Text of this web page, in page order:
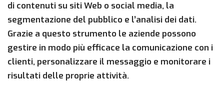
di contenuti su siti Web o social media, la
segmentazione del pubblico e l’analisi dei dati.
Grazie a questo strumento le aziende possono
gestire in modo più efficace la comunicazione con i
clienti, personalizzare il messaggio e monitorare i
risultati delle proprie attività.